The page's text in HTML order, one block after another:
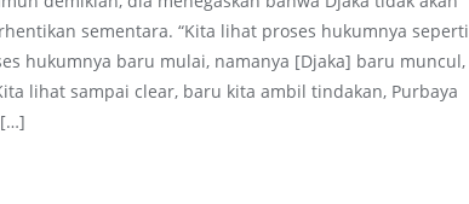
sementara. “Kita lihat proses hukumnya seperti
hukumnya baru mulai, namanya [Djaka] baru muncul,
lihat sampai clear, baru kita ambil tindakan, Purbaya
[…]